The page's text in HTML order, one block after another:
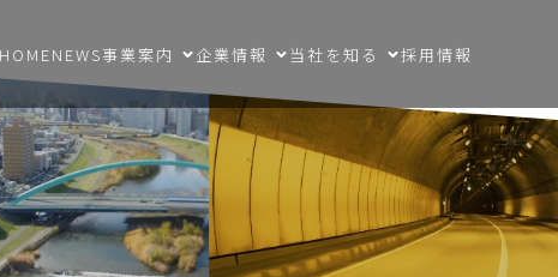
HOMENEWS事業案内 企業情報 当社を知る 採用情報